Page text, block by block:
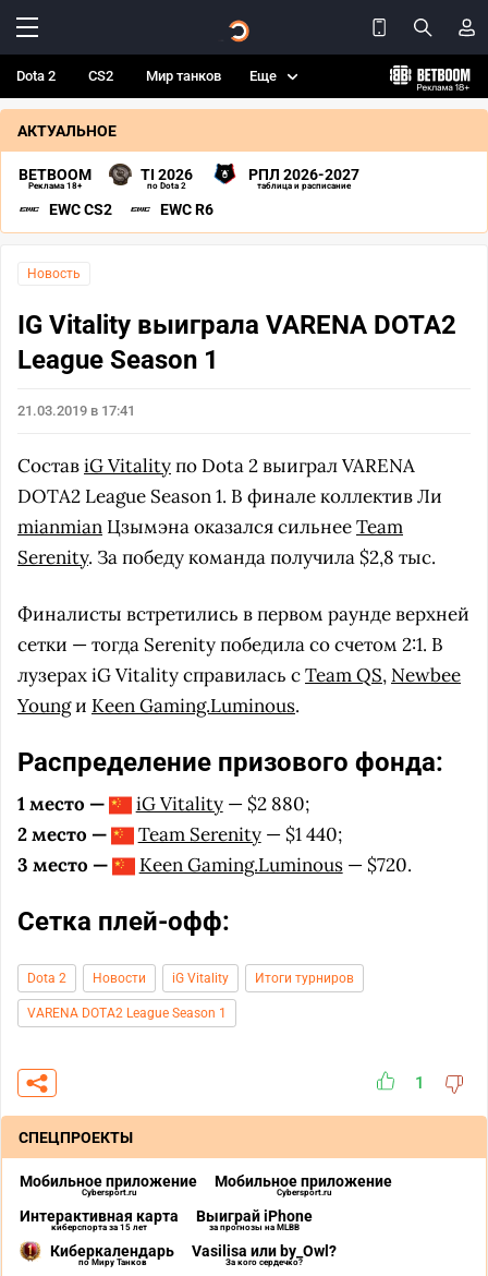
Dota 2 CS2 Мир танков Еще
АКТУАЛЬНОЕ
BETBOOM
Реклама 18+
TI 2026
по Dota 2
РПЛ 2026-2027
таблица и расписание
EWC CS2 EWC R6
Новость
IG Vitality выиграла VARENA DOTA2
League Season 1
21.03.2019 в 17:41
СоставiG Vitalityпо Dota 2 выиграл VARENA
DOTA2 League Season 1. В финале коллектив Ли
mianmian Цзымэна оказался сильнееTeam
Serenity. За победу команда получила $2,8 тыс.
Финалисты встретились в первом раунде верхней
сетки — тогда Serenity победила со счетом 2:1. В
лузерах iG Vitality справилась сTeam QS, Newbee
Youngи Keen Gaming.Luminous.
Распределение призового фонда:
1 место — iG Vitality— $2 880;
2 место —
Team Serenity— $1 440;
3 место —
Keen Gaming.Luminous— $720.
Сетка плей-офф:
Dota 2 Новости iG Vitality Итоги турниров
VARENA DOTA2 League Season 1
1
СПЕЦПРОЕКТЫ
Мобильное приложение
Cybersport.ru
Мобильное приложение
Cybersport.ru
Интерактивная карта
киберспорта за 15 лет
Выиграй iPhone
за прогнозы на MLBB
Киберкалендарь
по Миру Танков
Vasilisa или by_Owl?
За кого сердечко?